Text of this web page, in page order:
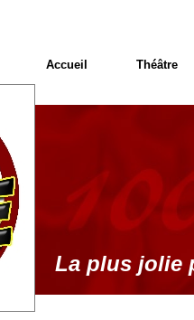
La plus jolie
Accueil Théâtre